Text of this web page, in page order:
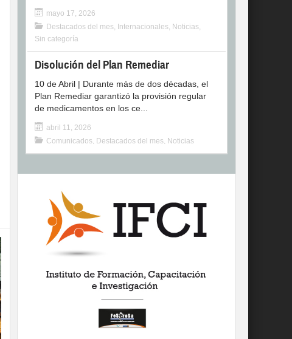
mayo 17, 2026
Destacados del mes, Internacionales, Noticias,
Sin categoría
Disolución del Plan Remediar
10 de Abril | Durante más de dos décadas, el
Plan Remediar garantizó la provisión regular
de medicamentos en los ce...
abril 11, 2026
Comunicados, Destacados del mes, Noticias